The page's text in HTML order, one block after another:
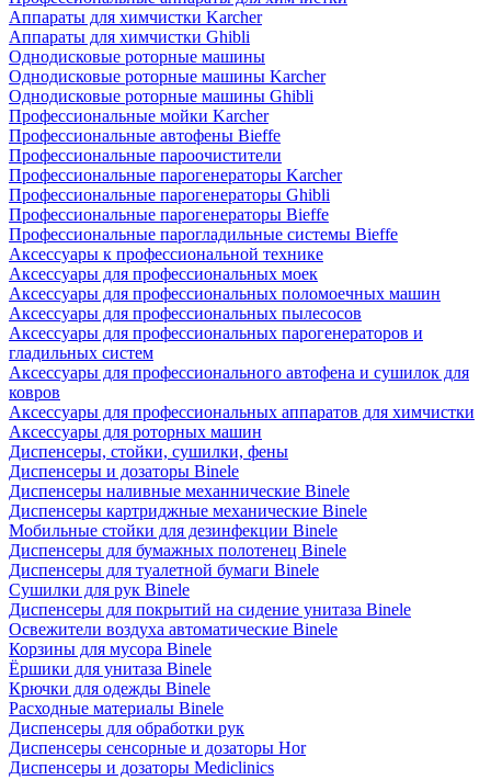
Аппараты для химчистки Karcher
Аппараты для химчистки Ghibli
Однодисковые роторные машины
Однодисковые роторные машины Karcher
Однодисковые роторные машины Ghibli
Профессиональные мойки Karcher
Профессиональные автофены Bieffe
Профессиональные пароочистители
Профессиональные парогенераторы Karcher
Профессиональные парогенераторы Ghibli
Профессиональные парогенераторы Bieffe
Профессиональные парогладильные системы Bieffe
Аксессуары к профессиональной технике
Аксессуары для профессиональных моек
Аксессуары для профессиональных поломоечных машин
Аксессуары для профессиональных пылесосов
Аксессуары для профессиональных парогенераторов и
гладильных систем
Аксессуары для профессионального автофена и сушилок для
ковров
Аксессуары для профессиональных аппаратов для химчистки
Аксессуары для роторных машин
Диспенсеры, стойки, сушилки, фены
Диспенсеры и дозаторы Binele
Диспенсеры наливные механнические Binele
Диспенсеры картриджные механические Binele
Мобильные стойки для дезинфекции Binele
Диспенсеры для бумажных полотенец Binele
Диспенсеры для туалетной бумаги Binele
Сушилки для рук Binele
Диспенсеры для покрытий на сидение унитаза Binele
Освежители воздуха автоматические Binele
Корзины для мусора Binele
Ёршики для унитаза Binele
Крючки для одежды Binele
Расходные материалы Binele
Диспенсеры для обработки рук
Диспенсеры сенсорные и дозаторы Hor
Диспенсеры и дозаторы Mediclinics